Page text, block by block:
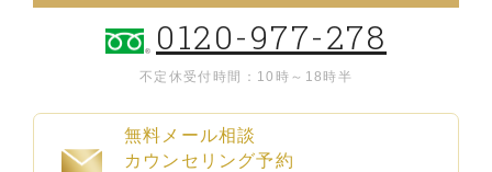
0120-977-278
不定休 受付時間：10時～18時半
無料メール相談
カウンセリング予約